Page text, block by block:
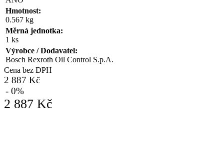
Hmotnost:
0.567 kg
Měrná jednotka:
1 ks
Výrobce / Dodavatel:
Bosch Rexroth Oil Control S.p.A.
Cena bez DPH
2 887 Kč
- 0%
2 887 Kč